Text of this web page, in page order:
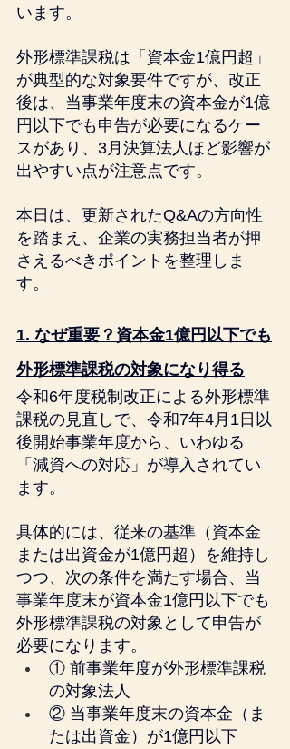
います。
外形標準課税は「資本金1億円超」
が典型的な対象要件ですが、改正
後は、当事業年度末の資本金が1億
円以下でも申告が必要になるケー
スがあり、3月決算法人ほど影響が
出やすい点が注意点です。
本日は、更新されたQ&Aの方向性
を踏まえ、企業の実務担当者が押
さえるべきポイントを整理しま
す。
1. なぜ重要？資本金1億円以下でも
外形標準課税の対象になり得る
令和6年度税制改正による外形標準
課税の見直しで、令和7年4月1日以
後開始事業年度から、いわゆる
「減資への対応」が導入されてい
ます。
具体的には、従来の基準（資本金
または出資金が1億円超）を維持し
つつ、次の条件を満たす場合、当
事業年度末が資本金1億円以下でも
外形標準課税の対象として申告が
必要になります。
① 前事業年度が外形標準課税
の対象法人
② 当事業年度末の資本金（ま
たは出資金）が1億円以下